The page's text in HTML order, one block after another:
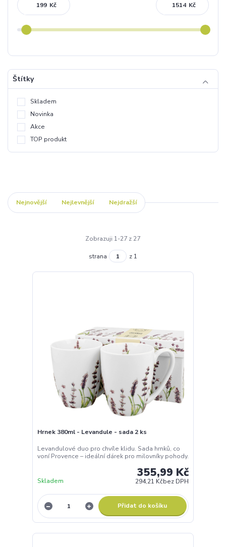
Kč Kč
Štítky
Skladem
Novinka
Akce
TOP produkt
Nejnovější Nejlevnější Nejdražší
Zobrazuji 1-27 z 27
strana z 1
Hrnek 380ml - Levandule - sada 2 ks
Levandulové duo pro chvíle klidu. Sada hrnků, co
voní Provence – ideální dárek pro milovníky pohody.
355,99 Kč
294,21 Kčbez DPH
Skladem
Přidat do košíku